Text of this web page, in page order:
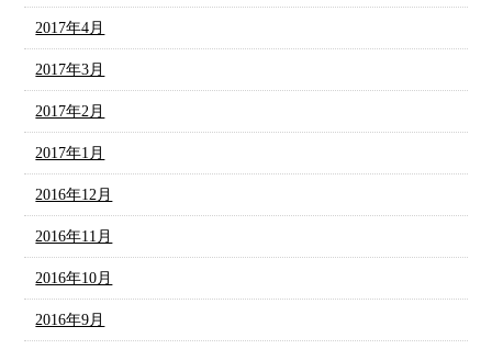
2017年4月
2017年3月
2017年2月
2017年1月
2016年12月
2016年11月
2016年10月
2016年9月